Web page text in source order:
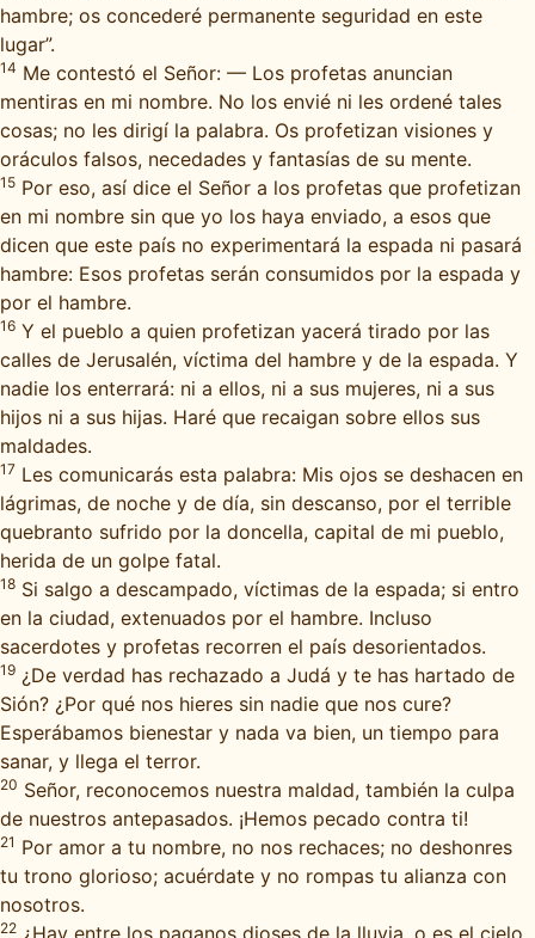
hambre; os concederé permanente seguridad en este
lugar”.
14 Me contestó el Señor: — Los profetas anuncian
mentiras en mi nombre. No los envié ni les ordené tales
cosas; no les dirigí la palabra. Os profetizan visiones y
oráculos falsos, necedades y fantasías de su mente.
15 Por eso, así dice el Señor a los profetas que profetizan
en mi nombre sin que yo los haya enviado, a esos que
dicen que este país no experimentará la espada ni pasará
hambre: Esos profetas serán consumidos por la espada y
por el hambre.
16 Y el pueblo a quien profetizan yacerá tirado por las
calles de Jerusalén, víctima del hambre y de la espada. Y
nadie los enterrará: ni a ellos, ni a sus mujeres, ni a sus
hijos ni a sus hijas. Haré que recaigan sobre ellos sus
maldades.
17 Les comunicarás esta palabra: Mis ojos se deshacen en
lágrimas, de noche y de día, sin descanso, por el terrible
quebranto sufrido por la doncella, capital de mi pueblo,
herida de un golpe fatal.
18 Si salgo a descampado, víctimas de la espada; si entro
en la ciudad, extenuados por el hambre. Incluso
sacerdotes y profetas recorren el país desorientados.
19 ¿De verdad has rechazado a Judá y te has hartado de
Sión? ¿Por qué nos hieres sin nadie que nos cure?
Esperábamos bienestar y nada va bien, un tiempo para
sanar, y llega el terror.
20 Señor, reconocemos nuestra maldad, también la culpa
de nuestros antepasados. ¡Hemos pecado contra ti!
21 Por amor a tu nombre, no nos rechaces; no deshonres
tu trono glorioso; acuérdate y no rompas tu alianza con
nosotros.
22 ¿Hay entre los paganos dioses de la lluvia, o es el cielo